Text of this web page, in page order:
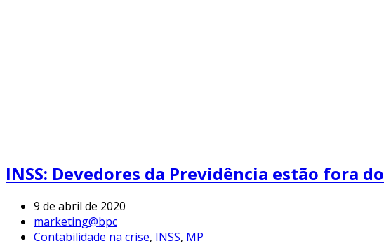
INSS: Devedores da Previdência estão fora
9 de abril de 2020
marketing@bpc
Contabilidade na crise, INSS, MP